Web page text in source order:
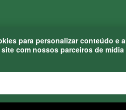
para personalizar conteúdo e
com nossos parceiros de